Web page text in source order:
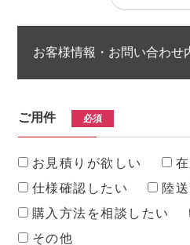
お客様情報・お問い合わせ
ご用件 必須
お見積りが欲しい
仕様確認したい
陸
購入方法を相談したい
その他